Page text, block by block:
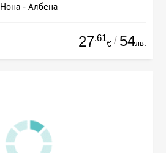
Нона - Албена
27.61
€ / 54лв.